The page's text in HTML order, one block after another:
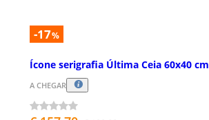
-17%
Ícone serigrafia Última Ceia 60x40 cm
A CHEGAR